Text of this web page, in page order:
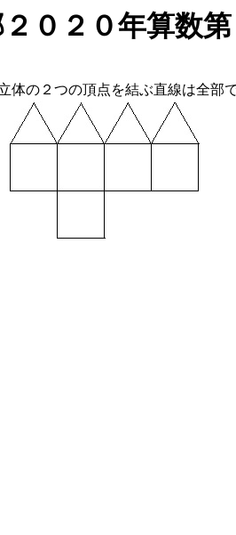
０２０年算数第
の２つの頂点を結ぶ直線は全部